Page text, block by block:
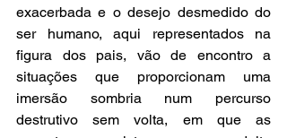
exacerbada e o desejo desmedido do
ser humano, aqui representados na
figura dos pais, vão de encontro a
situações que proporcionam uma
imersão sombria num percurso
destrutivo sem volta, em que as